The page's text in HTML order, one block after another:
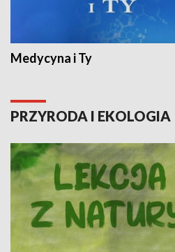
Medycyna i Ty
PRZYRODA I EKOLOGIA